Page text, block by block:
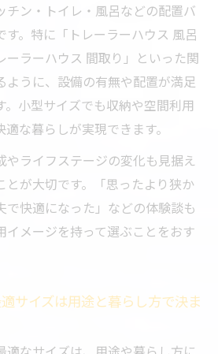
チン・トイレ・風呂などの配置バ
す。特に「トレーラーハウス 風呂
ーラーハウス 間取り」といった関
ように、設備の有無や配置が満足
。小型サイズでも収納や空間利用
な暮らしが実現できます。
やライフステージの変化も見据え
とが大切です。「思ったより狭か
で快適になった」などの体験談も
イメージを持って選ぶことをおす
サイズは用途と暮らし方で決ま